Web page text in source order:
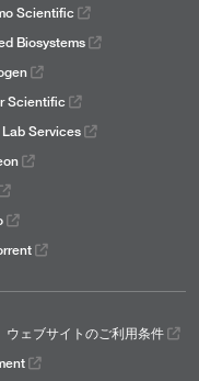
Scientific
Biosystems
Scientific
Services
ウェブサイトのご利用条件